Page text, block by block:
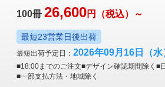
100冊 26,600円 （税込）～
最短23営業日後出荷
最短出荷予定日： 2026年09月16日 （水
■18:00までのご注文■デザイン確認期間除く ■
■一部支払方法・地域除く